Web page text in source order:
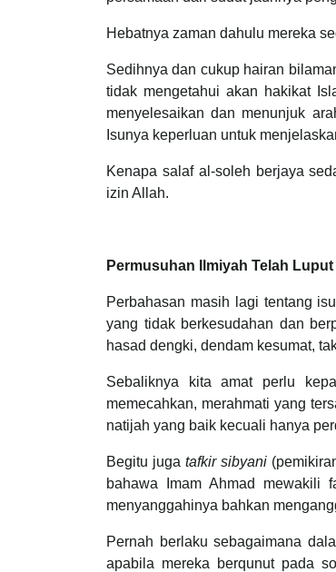
Hebatnya zaman dahulu mereka
Sedihnya dan cukup hairan
tidak mengetahui akan hakikat
menyelesaikan dan menunjuk
Isunya keperluan untuk
Kenapa salaf al-soleh berjaya
izin Allah.
Permusuhan Ilmiyah Telah
Perbahasan masih lagi tentang
yang tidak berkesudahan dan
hasad dengki, dendam kesumat,
Sebaliknya kita amat perlu
memecahkan, merahmati yang
natijah yang baik kecuali hanya
Begitu juga tafkir sibyani
bahawa Imam Ahmad mewakili
menyanggahinya bahkan
Pernah berlaku sebagaimana
apabila mereka berqunut pada